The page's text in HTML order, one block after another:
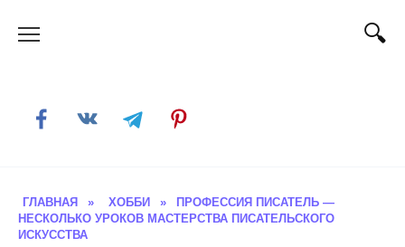
ГЛАВНАЯ » ХОББИ »
ПРОФЕССИЯ ПИСАТЕЛЬ —
НЕСКОЛЬКО УРОКОВ МАСТЕРСТВА ПИСАТЕЛЬСКОГО
ИСКУССТВА